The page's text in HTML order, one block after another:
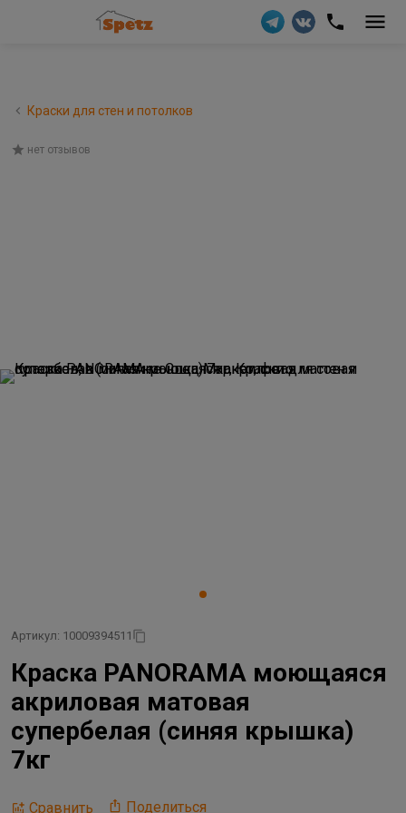
Краски для стен и потолков
нет отзывов
Артикул: 10009394511
Краска PANORAMA моющаяся
акриловая матовая
cупербелая (синяя крышка)
7кг
Сравнить Поделиться